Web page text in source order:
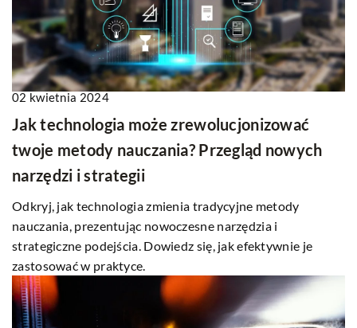
02 kwietnia 2024
Jak technologia może zrewolucjonizować
twoje metody nauczania? Przegląd nowych
narzędzi i strategii
Odkryj, jak technologia zmienia tradycyjne metody
nauczania, prezentując nowoczesne narzędzia i
strategiczne podejścia. Dowiedz się, jak efektywnie je
zastosować w praktyce.